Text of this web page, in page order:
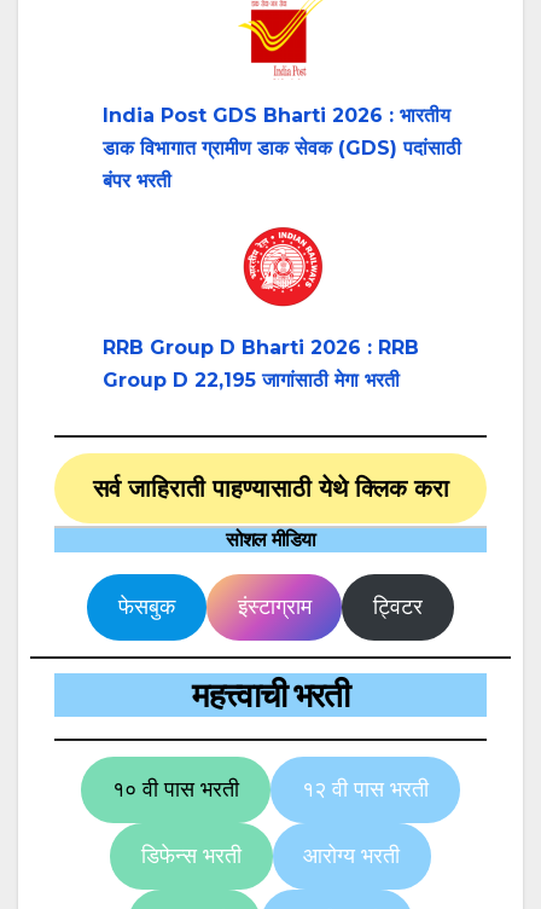
India Post GDS Bharti 2026 : भारतीय
डाक विभागात ग्रामीण डाक सेवक (GDS) पदांसाठी
बंपर भरती
RRB Group D Bharti 2026 : RRB
Group D 22,195 जागांसाठी मेगा भरती
सर्व जाहिराती पाहण्यासाठी येथे क्लिक करा
सोशल मीडिया
फेसबुक इंस्टाग्राम ट्विटर
महत्त्वाची भरती
१० वी पास भरती १२ वी पास भरती
डिफेन्स भरती आरोग्य भरती